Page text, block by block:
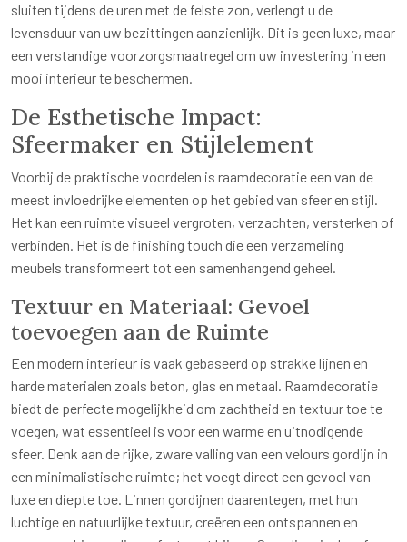
sluiten tijdens de uren met de felste zon, verlengt u de
levensduur van uw bezittingen aanzienlijk. Dit is geen luxe, maar
een verstandige voorzorgsmaatregel om uw investering in een
mooi interieur te beschermen.
De Esthetische Impact:
Sfeermaker en Stijlelement
Voorbij de praktische voordelen is raamdecoratie een van de
meest invloedrijke elementen op het gebied van sfeer en stijl.
Het kan een ruimte visueel vergroten, verzachten, versterken of
verbinden. Het is de finishing touch die een verzameling
meubels transformeert tot een samenhangend geheel.
Textuur en Materiaal: Gevoel
toevoegen aan de Ruimte
Een modern interieur is vaak gebaseerd op strakke lijnen en
harde materialen zoals beton, glas en metaal. Raamdecoratie
biedt de perfecte mogelijkheid om zachtheid en textuur toe te
voegen, wat essentieel is voor een warme en uitnodigende
sfeer. Denk aan de rijke, zware valling van een velours gordijn in
een minimalistische ruimte; het voegt direct een gevoel van
luxe en diepte toe. Linnen gordijnen daarentegen, met hun
luchtige en natuurlijke textuur, creëren een ontspannen en